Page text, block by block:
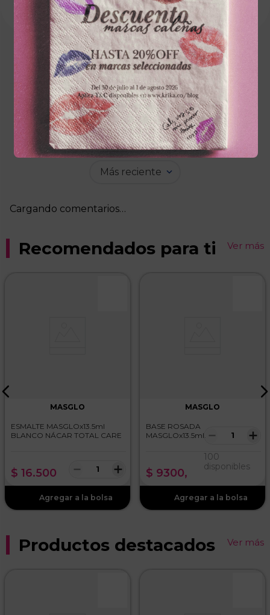
Cargando el resumen…
Por favor, inicia sesión para escribir un
comentario.
Más reciente
Cargando comentarios…
Recomendados para ti Ver más
MASGLO
ESMALTE MASGLOx13.5ml
BLANCO NÁCAR TOTAL CARE
$ 16.500 ＋
－
MASGLO
BASE ROSADA
MASGLOx13.5ml
$ 9300,
＋
－
100
disponibles
Productos destacados Ver más